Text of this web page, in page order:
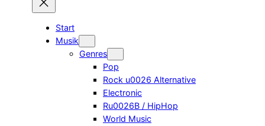
Start
Musik
Genres
Pop
Rock u0026 Alternative
Electronic
Ru0026B / HipHop
World Music